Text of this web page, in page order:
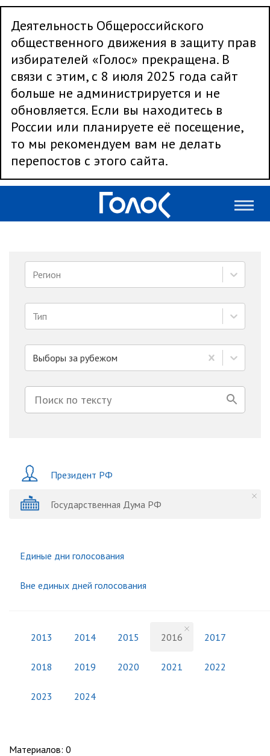
Деятельность Общероссийского
общественного движения в защиту прав
избирателей «Голос» прекращена. В
связи с этим, с 8 июля 2025 года сайт
больше не администрируется и не
обновляется. Если вы находитесь в
России или планируете её посещение,
то мы рекомендуем вам не делать
перепостов с этого сайта.
Регион
Тип
Выборы за рубежом
Президент РФ
Государственная Дума РФ
Единые дни голосования
Вне единых дней голосования
2013 2014 2015 2016 2017
2018 2019 2020 2021 2022
2023 2024
Материалов: 0